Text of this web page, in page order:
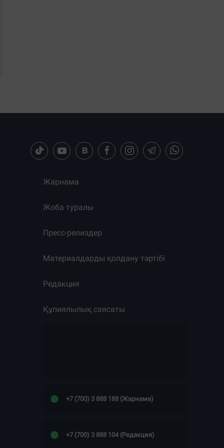
Жарнама
Жоба туралы
Пресс-релиздер
Материалдарды қолдану тәртібі
Редакция
Құпиялылық саясаты
+7 (700) 3 888 188 (Жарнама)
+7 (700) 3 888 104 (Редакция)